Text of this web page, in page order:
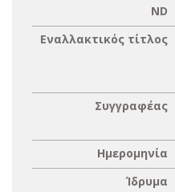
ND
Εναλλακτικός τίτλος
Συγγραφέας
Ημερομηνία
Ίδρυμα